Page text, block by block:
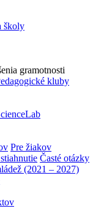
školy
gramotnosti
kluby
Pre žiakov
Časté otázky
(2021 – 2027)